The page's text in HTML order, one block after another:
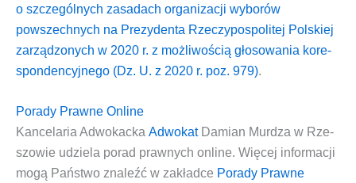
o szcze­gól­nych zasa­dach orga­ni­za­cji wybo­rów
powszech­nych na Pre­zy­den­ta Rze­czy­po­spo­li­tej Pol­skiej
zarzą­dzo­nych w 2020 r. z moż­li­wo­ścią gło­so­wa­nia kore­
spon­den­cyj­ne­go (Dz. U. z 2020 r. poz. 979).
Porady Prawne Online
Kan­ce­la­ria Adwo­kac­ka Adwo­katDamian Mur­dza w Rze­
szo­wie udzie­la porad praw­nych onli­ne. Wię­cej infor­ma­cji
mogą Pań­stwo zna­leźć w zakład­ce Pora­dy Praw­ne